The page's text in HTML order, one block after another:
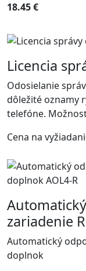
18.45 €
Licencia
Odosielanie
dôležité oznamy
telefóne.
Cena na
zariadenie
Automatický
doplnok